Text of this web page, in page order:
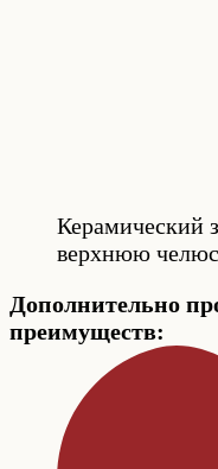
Керамический
верхнюю
Дополнительно
преимуществ: